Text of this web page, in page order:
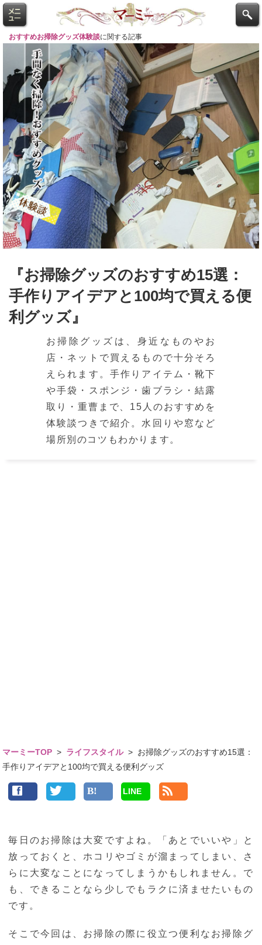
おすすめお掃除グッズ体験談に関する記事
『お掃除グッズのおすすめ15選：
手作りアイデアと100均で買える便
利グッズ』
お掃除グッズは、身近なものやお
店・ネットで買えるもので十分そろ
えられます。手作りアイテム・靴下
や手袋・スポンジ・歯ブラシ・結露
取り・重曹まで、15人のおすすめを
体験談つきで紹介。水回りや窓など
場所別のコツもわかります。
マーミーTOP > ライフスタイル> お掃除グッズのおすすめ15選：
手作りアイデアと100均で買える便利グッズ
LINE
毎日のお掃除は大変ですよね。「あとでいいや」と
放っておくと、ホコリやゴミが溜まってしまい、さ
らに大変なことになってしまうかもしれません。で
も、できることなら少しでもラクに済ませたいもの
です。
そこで今回は、お掃除の際に役立つ便利なお掃除グ